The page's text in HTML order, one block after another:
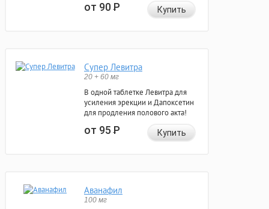
от 90Р Купить
Супер Левитра
20 + 60 мг
В одной таблетке Левитра для
усиления эрекции и Дапоксетин
для продления полового акта!
от 95Р Купить
Аванафил
100 мг